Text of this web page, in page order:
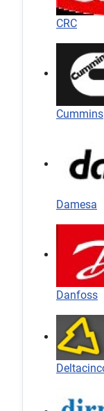
CRC
Cummins
Damesa
Danfoss